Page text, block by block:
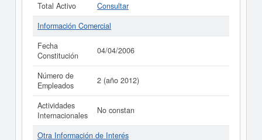
Total Activo
Consultar
Información Comercial
Fecha
Constitución
04/04/2006
Número de
Empleados
2 (año 2012)
Actividades
Internacionales
No constan
Otra Información de Interés